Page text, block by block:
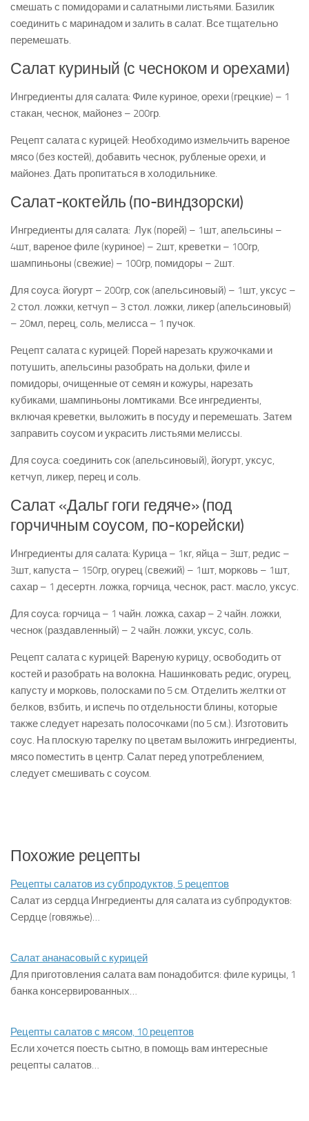
смешать с помидорами и салатными листьями. Базилик
соединить с маринадом и залить в салат. Все тщательно
перемешать.
Салат куриный (с чесноком и орехами)
Ингредиенты для салата: Филе куриное, орехи (грецкие) – 1
стакан, чеснок, майонез – 200гр.
Рецепт салата с курицей: Необходимо измельчить вареное
мясо (без костей), добавить чеснок, рубленые орехи, и
майонез. Дать пропитаться в холодильнике.
Салат-коктейль (по-виндзорски)
Ингредиенты для салата: Лук (порей) – 1шт, апельсины –
4шт, вареное филе (куриное) – 2шт, креветки – 100гр,
шампиньоны (свежие) – 100гр, помидоры – 2шт.
Для соуса: йогурт – 200гр, сок (апельсиновый) – 1шт, уксус –
2 стол. ложки, кетчуп – 3 стол. ложки, ликер (апельсиновый)
– 20мл, перец, соль, мелисса – 1 пучок.
Рецепт салата с курицей: Порей нарезать кружочками и
потушить, апельсины разобрать на дольки, филе и
помидоры, очищенные от семян и кожуры, нарезать
кубиками, шампиньоны ломтиками. Все ингредиенты,
включая креветки, выложить в посуду и перемешать. Затем
заправить соусом и украсить листьями мелиссы.
Для соуса: соединить сок (апельсиновый), йогурт, уксус,
кетчуп, ликер, перец и соль.
Салат «Дальг гоги гедяче» (под
горчичным соусом, по-корейски)
Ингредиенты для салата: Курица – 1кг, яйца – 3шт, редис –
3шт, капуста – 150гр, огурец (свежий) – 1шт, морковь – 1шт,
сахар – 1 десертн. ложка, горчица, чеснок, раст. масло, уксус.
Для соуса: горчица – 1 чайн. ложка, сахар – 2 чайн. ложки,
чеснок (раздавленный) – 2 чайн. ложки, уксус, соль.
Рецепт салата с курицей: Вареную курицу, освободить от
костей и разобрать на волокна. Нашинковать редис, огурец,
капусту и морковь, полосками по 5 см. Отделить желтки от
белков, взбить, и испечь по отдельности блины, которые
также следует нарезать полосочками (по 5 см.). Изготовить
соус. На плоскую тарелку по цветам выложить ингредиенты,
мясо поместить в центр. Салат перед употреблением,
следует смешивать с соусом.
Похожие рецепты
Рецепты салатов из субпродуктов, 5 рецептов
Салат из сердца Ингредиенты для салата из субпродуктов:
Сердце (говяжье)…
Салат ананасовый с курицей
Для приготовления салата вам понадобится: филе курицы, 1
банка консервированных…
Рецепты салатов с мясом, 10 рецептов
Если хочется поесть сытно, в помощь вам интересные
рецепты салатов…